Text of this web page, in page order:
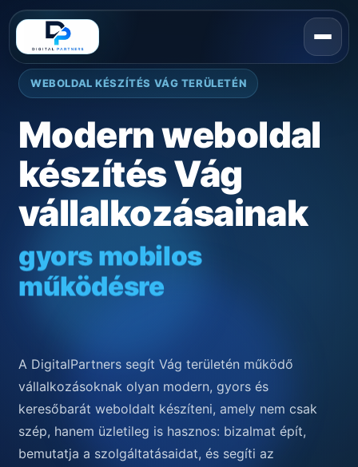
WEBOLDAL KÉSZÍTÉS VÁG TERÜLETÉN
Modern weboldal
készítés Vág
vállalkozásainak
gyors mobilos
működésre
A DigitalPartners segít Vág területén működő
vállalkozásoknak olyan modern, gyors és
keresőbarát weboldalt készíteni, amely nem csak
szép, hanem üzletileg is hasznos: bizalmat épít,
bemutatja a szolgáltatásaidat, és segíti az